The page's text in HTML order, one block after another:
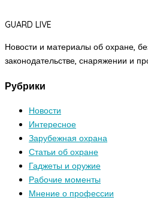
GUARD LIVE
Новости и материалы об охране,
законодательстве, снаряжении и
Рубрики
Новости
Интересное
Зарубежная охрана
Статьи об охране
Гаджеты и оружие
Рабочие моменты
Мнение о профессии